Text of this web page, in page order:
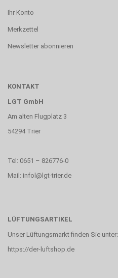
Ihr Konto
Merkzettel
Newsletter abonnieren
KONTAKT
LGT GmbH
Am alten Flugplatz 3
54294 Trier
Tel: 0651 – 826776-0
Mail: infol@lgt-trier.de
LÜFTUNGSARTIKEL
Unser Lüftungsmarkt finden Sie unter:
https://der-luftshop.de